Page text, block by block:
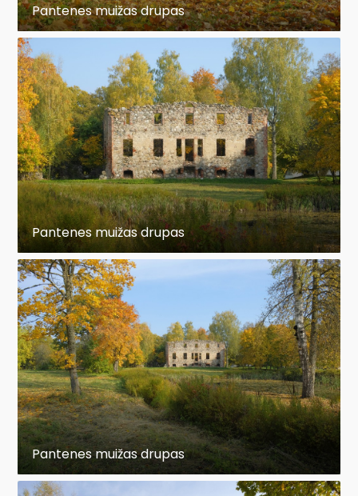
Pantenes muižas drupas
Pantenes muižas drupas
Pantenes muižas drupas